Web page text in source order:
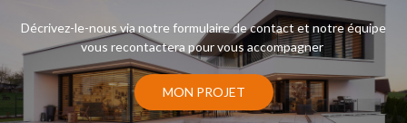
Décrivez-le-nous via notre formulaire de contact et notre équipe
vous recontactera pour vous accompagner
MON PROJET